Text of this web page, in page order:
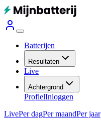
Batterijen
Resultaten
Live
Achtergrond
ProfielInloggen
LivePer dagPer maandPer jaar